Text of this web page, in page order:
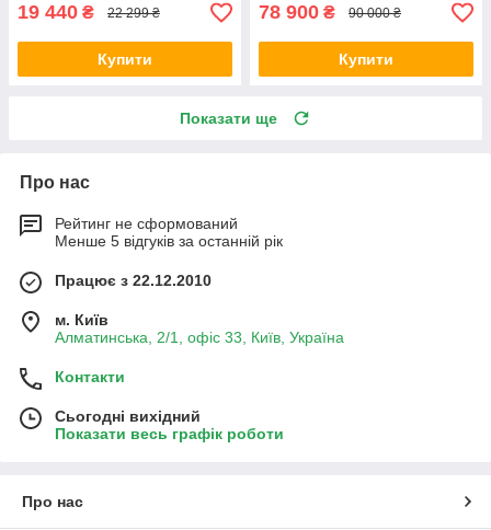
19 440 ₴ 22 299 ₴
Купити
78 900 ₴ 90 000 ₴
Купити
Показати ще
Про нас
Рейтинг не сформований
Менше 5 відгуків за останній рік
Працює з 22.12.2010
м. Київ
Алматинська, 2/1, офіс 33, Київ, Україна
Контакти
Сьогодні вихідний
Показати весь графік роботи
Про нас